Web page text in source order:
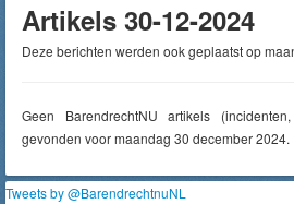
Artikels 30-12-2024
Deze berichten werden ook geplaatst op
Geen BarendrechtNU artikels
gevonden voor maandag 30 december 2024.
Tweets by @BarendrechtnuNL